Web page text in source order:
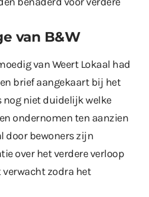
van B&W
van Weert Lokaal had
brief aangekaart bij het
nog niet duidelijk welke
ondernomen ten aanzien
door bewoners zijn
over het verdere verloop
verwacht zodra het